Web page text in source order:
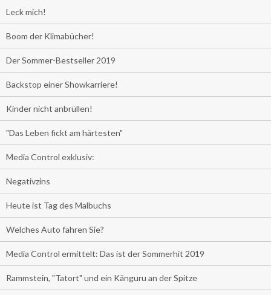
Leck mich!
Boom der Klimabücher!
Der Sommer-Bestseller 2019
Backstop einer Showkarriere!
Kinder nicht anbrüllen!
"Das Leben fickt am härtesten"
Media Control exklusiv:
Negativzins
Heute ist Tag des Malbuchs
Welches Auto fahren Sie?
Media Control ermittelt: Das ist der Sommerhit 2019
Rammstein, "Tatort" und ein Känguru an der Spitze